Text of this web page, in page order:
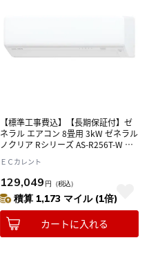
【標準工事費込】【長期保証付】ゼ
ネラル エアコン 8畳用 3kW ゼネラル
ノクリア Rシリーズ AS-R256T-W ホ
ＥＣカレント
129,049 円 （税込）
積算 1,173 マイル (1倍)
カートに入れる